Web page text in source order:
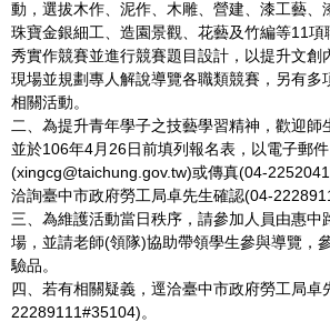
動，選拔木作、泥作、木雕、營建、漆工藝、
珠寶金銀細工、造園景觀、花藝及竹編等11項
秀實作競賽並進行競賽題目設計，以提升文創
現場並規劃專人解說導覽各職類競賽，另有多
相關活動。
二、為提升青年學子之技藝學習精神，歡迎師
並於106年4月 26日前填列報名表，以電子郵件
(xingcg@taichung.gov.tw)或傳真(04-
洽詢臺中市政府勞工局卓先生確認(04-
三、為維護活動當日秩序，請參加人員由惠中
場，並請老師(領隊)協助帶領學生參與導覽，
驗品。
四、若有相關疑義，逕洽臺中市政府勞工局卓
22289111#35104)。